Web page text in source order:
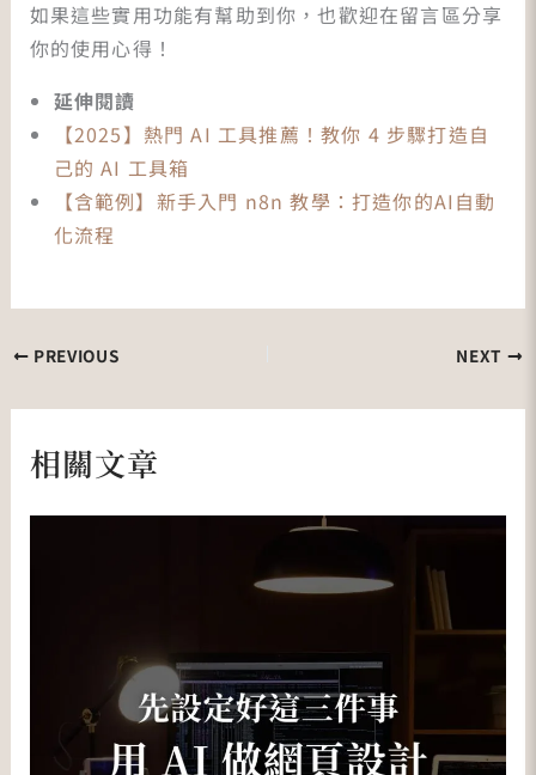
如果這些實用功能有幫助到你，也歡迎在留言區分享
你的使用心得！
延伸閱讀
【2025】熱門 AI 工具推薦！教你 4 步驟打造自
己的 AI 工具箱
【含範例】新手入門 n8n 教學：打造你的AI自動
化流程
PREVIOUS NEXT
相關文章